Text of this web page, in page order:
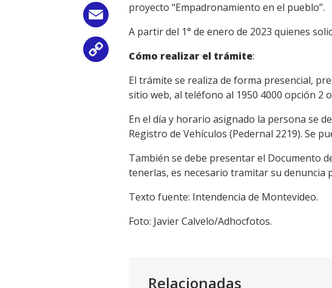
Email
Copy
Link
proyecto “Empadronamiento en el pueblo”.
A partir del 1° de enero de 2023 quienes
Cómo realizar el trámite:
El trámite se realiza de forma presencial,
sitio web, al teléfono al 1950 4000 opción 2
En el día y horario asignado la persona se
Registro de Vehículos (Pedernal 2219). Se
También se debe presentar el Documento
tenerlas, es necesario tramitar su denuncia
Texto fuente: Intendencia de Montevideo.
Foto: Javier Calvelo/Adhocfotos.
Relacionadas